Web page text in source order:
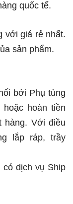
quốc tế.
với giá rẻ nhất.
sản phẩm.
bởi Phụ tùng
hoàn tiền
hàng. Với điều
lắp ráp, trầy
có dịch vụ Ship